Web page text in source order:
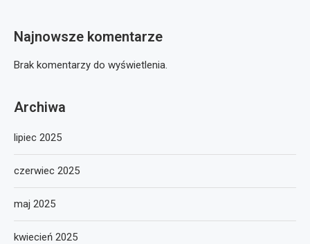
Najnowsze komentarze
Brak komentarzy do wyświetlenia.
Archiwa
lipiec 2025
czerwiec 2025
maj 2025
kwiecień 2025